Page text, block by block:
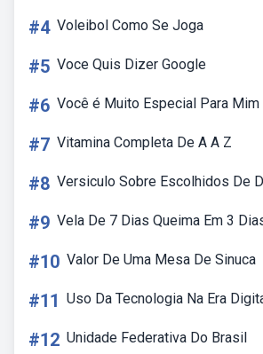
#4 Voleibol Como Se Joga
#5 Voce Quis Dizer Google
#6 Você é Muito Especial Para Mim
#7 Vitamina Completa De A A Z
#8 Versiculo Sobre Escolhidos De
#9 Vela De 7 Dias Queima Em 3
#10 Valor De Uma Mesa De Sinuca
#11 Uso Da Tecnologia Na Era
#12 Unidade Federativa Do Brasil